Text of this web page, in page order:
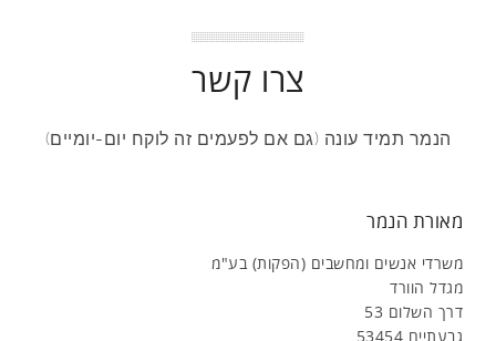
צרו קשר
הנמר תמיד עונה (גם אם לפעמים זה לוקח יום-יומיים)
מאורת הנמר
משרדי אנשים ומחשבים (הפקות) בע"מ
מגדל הוורד
דרך השלום 53
גבעתיים 53454